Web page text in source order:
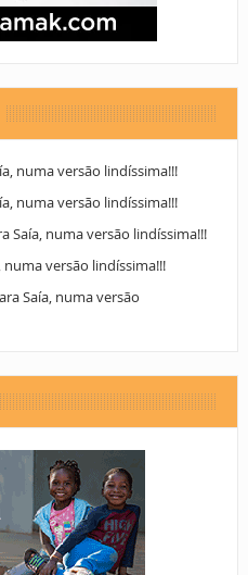
numa versão lindíssima!!!
numa versão lindíssima!!!
Saía, numa versão lindíssima!!!
numa versão lindíssima!!!
Saía, numa versão